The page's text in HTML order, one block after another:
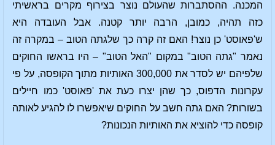
המכנה. ההסתברות שהעולם נוצר בצירוף מקרים בראשיתי
כזה תהיה, כמובן, הרבה יותר קטנה. אבל העובדה היא
ש'פאוסט' כן נוצר! האם זה קרה כך שלגתה הטוב – במקרה זה
נאמר "גתה הטוב" במקום "האל הטוב" – היו בראשו החוקים
שלפיהם יש לסדר את 300,000 האותיות מתוך הקופסה, על פי
עקרונות הדפוס, כך שהן יצרו כעת את 'פאוסט' כמו חיילים
בשורות? האם גתה חשב על החוקים שיאפשרו לו להגיע לאותה
קופסה כדי להוציא את האותיות הנכונות?